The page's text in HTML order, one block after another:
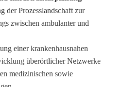
der Prozesslandschaft zur
zwischen ambulanter und
einer krankenhausnahen
überörtlicher Netzwerke
medizinischen sowie